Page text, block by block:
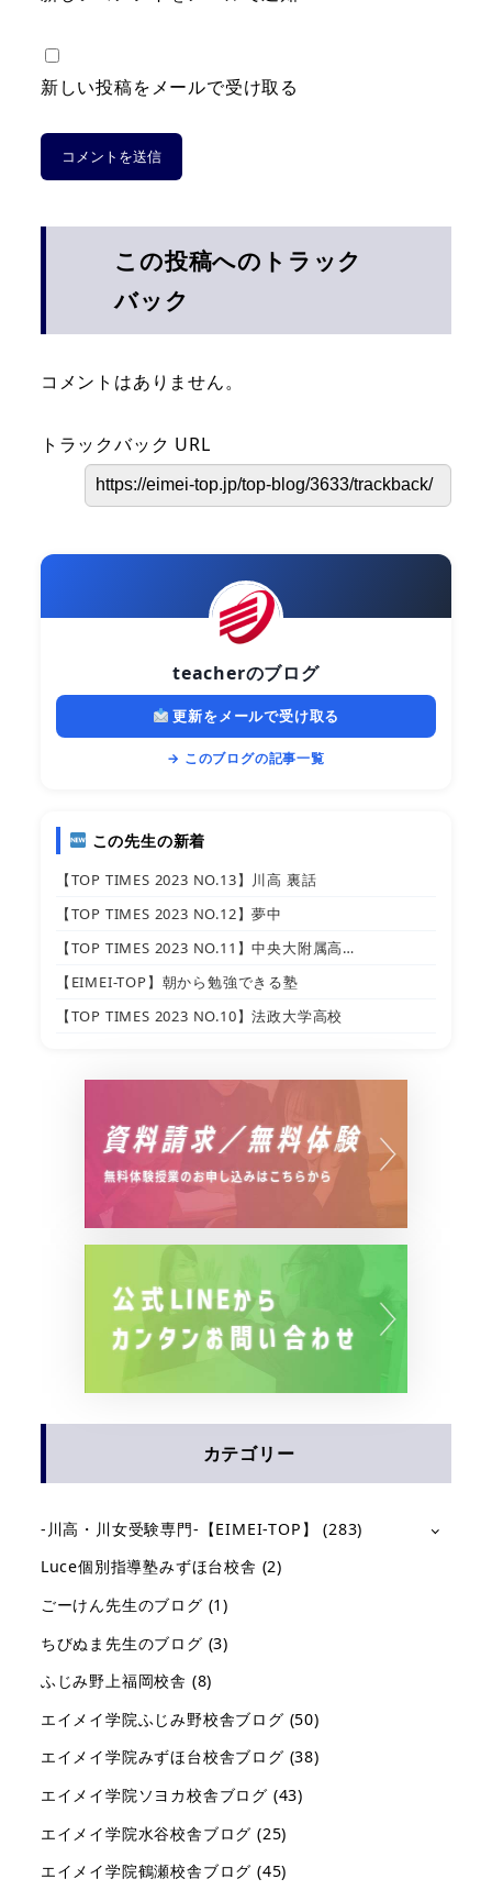
新しい投稿をメールで受け取る
この投稿へのトラック
バック
コメントはありません。
トラックバック URL
teacherのブログ
更新をメールで受け取る
→ このブログの記事一覧
この先生の新着
【TOP TIMES 2023 NO.13】川高 裏話
【TOP TIMES 2023 NO.12】夢中
【TOP TIMES 2023 NO.11】中央大附属高…
【EIMEI-TOP】朝から勉強できる塾
【TOP TIMES 2023 NO.10】法政大学高校
カテゴリー
-川高・川女受験専門-【EIMEI-TOP】
(283)
Luce個別指導塾みずほ台校舎 (2)
ごーけん先生のブログ (1)
ちびぬま先生のブログ (3)
ふじみ野上福岡校舎 (8)
エイメイ学院ふじみ野校舎ブログ (50)
エイメイ学院みずほ台校舎ブログ (38)
エイメイ学院ソヨカ校舎ブログ (43)
エイメイ学院水谷校舎ブログ (25)
エイメイ学院鶴瀬校舎ブログ (45)